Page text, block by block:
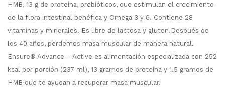
HMB, 13 g de proteína, prebióticos, que estimulan el crecimiento
de la flora intestinal benéfica y Omega 3 y 6. Contiene 28
vitaminas y minerales. Es libre de lactosa y gluten.Después de
los 40 años, perdemos masa muscular de manera natural.
Ensure® Advance – Active es alimentación especializada con 252
kcal por porción (237 ml), 13 gramos de proteína y 1.5 gramos de
HMB que te ayudan a recuperar masa muscular.